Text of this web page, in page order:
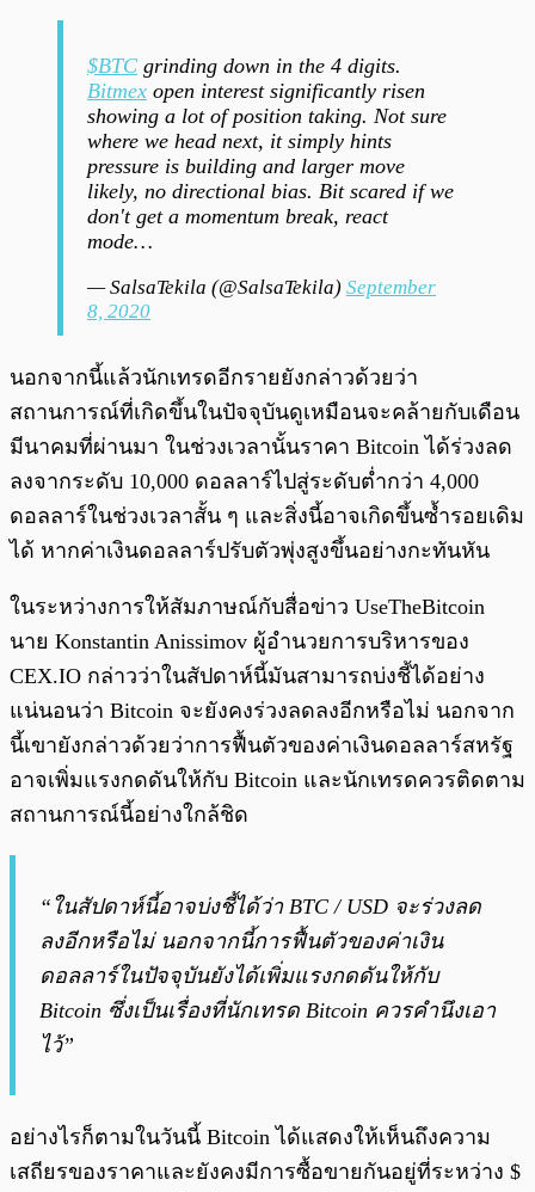
$BTC grinding down in the 4 digits.
Bitmex open interest significantly risen
showing a lot of position taking. Not sure
where we head next, it simply hints
pressure is building and larger move
likely, no directional bias. Bit scared if we
don't get a momentum break, react
mode…
— SalsaTekila (@SalsaTekila) September
8, 2020
นอกจากนี้แล้วนักเทรดอีกรายยังกล่าวด้วยว่า
สถานการณ์ที่เกิดขึ้นในปัจจุบันดูเหมือนจะคล้ายกับเดือน
มีนาคมที่ผ่านมา ในช่วงเวลานั้นราคา Bitcoin ได้ร่วงลด
ลงจากระดับ 10,000 ดอลลาร์ไปสู่ระดับต่ำกว่า 4,000
ดอลลาร์ในช่วงเวลาสั้น ๆ และสิ่งนี้อาจเกิดขึ้นซ้ำรอยเดิม
ได้ หากค่าเงินดอลลาร์ปรับตัวพุ่งสูงขึ้นอย่างกะทันหัน
ในระหว่างการให้สัมภาษณ์กับสื่อข่าว UseTheBitcoin
นาย Konstantin Anissimov ผู้อำนวยการบริหารของ
CEX.IO กล่าวว่าในสัปดาห์นี้มันสามารถบ่งชี้ได้อย่าง
แน่นอนว่า Bitcoin จะยังคงร่วงลดลงอีกหรือไม่ นอกจาก
นี้เขายังกล่าวด้วยว่าการฟื้นตัวของค่าเงินดอลลาร์สหรัฐ
อาจเพิ่มแรงกดดันให้กับ Bitcoin และนักเทรดควรติดตาม
สถานการณ์นี้อย่างใกล้ชิด
“ในสัปดาห์นี้อาจบ่งชี้ได้ว่า BTC / USD จะร่วงลด
ลงอีกหรือไม่ นอกจากนี้การฟื้นตัวของค่าเงิน
ดอลลาร์ในปัจจุบันยังได้เพิ่มแรงกดดันให้กับ
Bitcoin ซึ่งเป็นเรื่องที่นักเทรด Bitcoin ควรคำนึงเอา
ไว้”
อย่างไรก็ตามในวันนี้ Bitcoin ได้แสดงให้เห็นถึงความ
เสถียรของราคาและยังคงมีการซื้อขายกันอยู่ที่ระหว่าง $